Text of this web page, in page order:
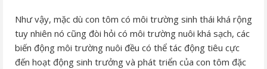
Như vậy, mặc dù con tôm có môi trường sinh thái khá rộng
tuy nhiên nó cũng đòi hỏi có môi trường nuôi khá sạch, các
biến động môi trường nuôi đều có thể tác động tiêu cực
đến hoạt động sinh trưởng và phát triển của con tôm đặc